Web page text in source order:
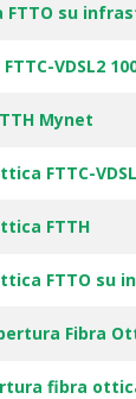
FTTO su
VDSL2
Mynet
FTTC-
FTTH
FTTO
Fibra
fibra